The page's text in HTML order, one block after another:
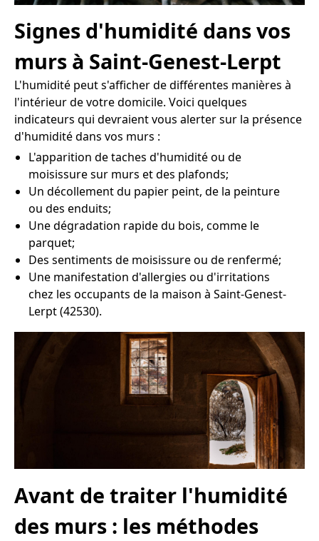
Signes d'humidité dans vos
murs à Saint-Genest-Lerpt
L'humidité peut s'afficher de différentes manières à
l'intérieur de votre domicile. Voici quelques
indicateurs qui devraient vous alerter sur la présence
d'humidité dans vos murs :
L'apparition de taches d'humidité ou de
moisissure sur murs et des plafonds;
Un décollement du papier peint, de la peinture
ou des enduits;
Une dégradation rapide du bois, comme le
parquet;
Des sentiments de moisissure ou de renfermé;
Une manifestation d'allergies ou d'irritations
chez les occupants de la maison à Saint-Genest-
Lerpt (42530).
Avant de traiter l'humidité
des murs : les méthodes